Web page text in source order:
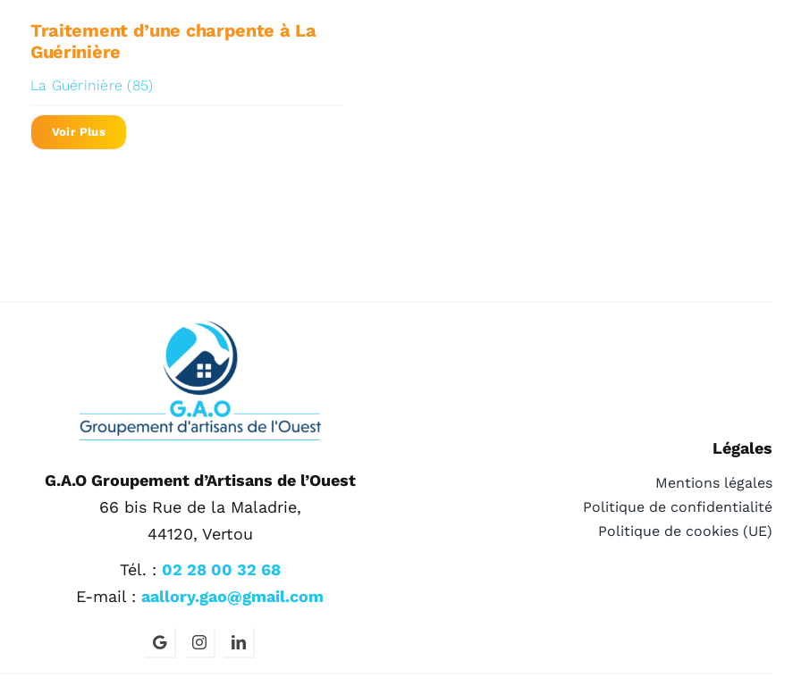
Traitement d’une charpente à La
Guérinière
La Guérinière (85)
Voir Plus
G.A.O Groupement d’Artisans de l’Ouest
66 bis Rue de la Maladrie,
44120, Vertou
Tél. : 02 28 00 32 68
E-mail :aallory.gao@gmail.com
Légales
Mentions légales
Politique de confidentialité
Politique de cookies (UE)